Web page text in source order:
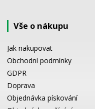
Vše o nákupu
Jak nakupovat
Obchodní podmínky
GDPR
Doprava
Objednávka pískování